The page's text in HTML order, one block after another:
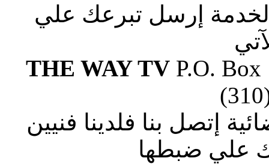
إرسل تبرعك علي
THE WAY TVP.O. Box
إتصل بنا فلدينا فنيين
علي ضبطها